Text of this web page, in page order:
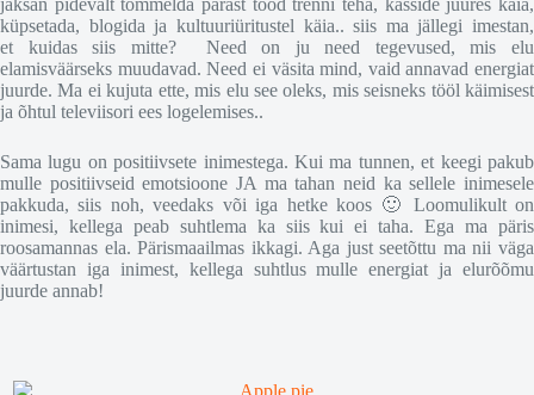
jaksan pidevalt tõmmelda pärast tööd trenni teha, kasside juures käia,
küpsetada, blogida ja kultuuriüritustel käia.. siis ma jällegi imestan,
et kuidas siis mitte? Need on ju need tegevused, mis elu
elamisväärseks muudavad. Need ei väsita mind, vaid annavad energiat
juurde. Ma ei kujuta ette, mis elu see oleks, mis seisneks tööl käimisest
ja õhtul televiisori ees logelemises..
Sama lugu on positiivsete inimestega. Kui ma tunnen, et keegi pakub
mulle positiivseid emotsioone JA ma tahan neid ka sellele inimesele
pakkuda, siis noh, veedaks või iga hetke koos 🙂 Loomulikult on
inimesi, kellega peab suhtlema ka siis kui ei taha. Ega ma päris
roosamannas ela. Pärismaailmas ikkagi. Aga just seetõttu ma nii väga
väärtustan iga inimest, kellega suhtlus mulle energiat ja elurõõmu
juurde annab!